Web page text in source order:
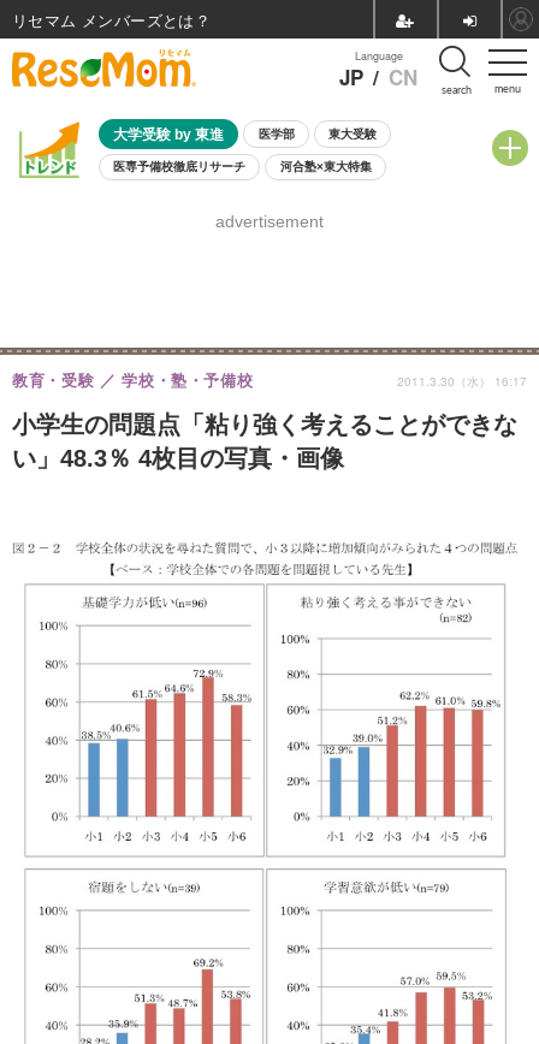
menu
Language
JP / CN search
大学受験 by 東進 医学部 東大受験
医専予備校徹底リサーチ 河合塾×東大特集
8月開催学校説明会・相談会
advertisement
小学生の問題点「粘り強く考えることができな
い」48.3％ 4枚目の写真・画像
教育・受験 学校・塾・予備校 2011.3.30（水） 16:17
リセマム メンバーズ